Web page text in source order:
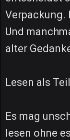
Verpackung.
Und
alter
Lesen als
Es mag
lesen ohne